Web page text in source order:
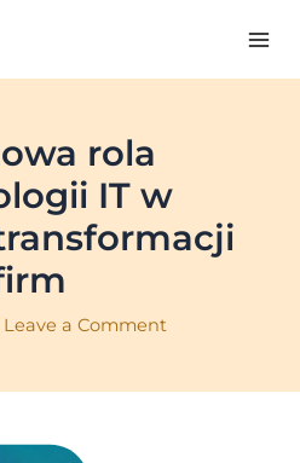
rola
IT w
Leave a Comment